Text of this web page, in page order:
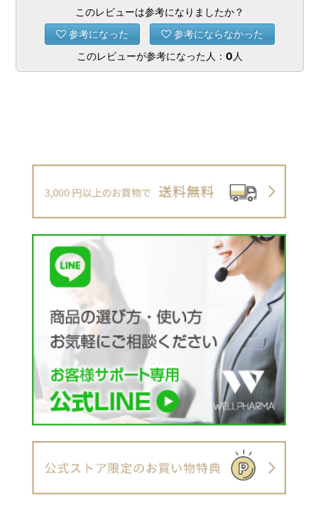
このレビューは参考になりましたか？
参考になった
参考にならなかった
このレビューが参考になった人： 0 人